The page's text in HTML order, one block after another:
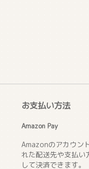
お支払い方法
Amazon Pay
Amazonのアカウン
れた配送先や支払い
して決済できます。